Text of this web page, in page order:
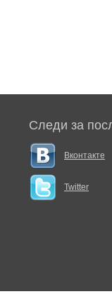
Следи за
Вконтакте
Twitter